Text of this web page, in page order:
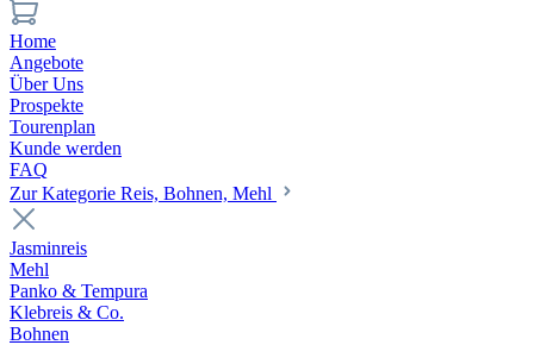
Home
Angebote
Über Uns
Prospekte
Tourenplan
Kunde werden
FAQ
Zur Kategorie Reis, Bohnen, Mehl
Jasminreis
Mehl
Panko & Tempura
Klebreis & Co.
Bohnen